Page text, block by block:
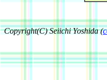
Copyright(C) Seiichi Yoshida (